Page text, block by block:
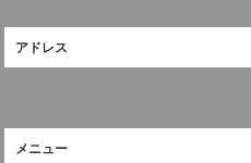
アドレス
メニュー